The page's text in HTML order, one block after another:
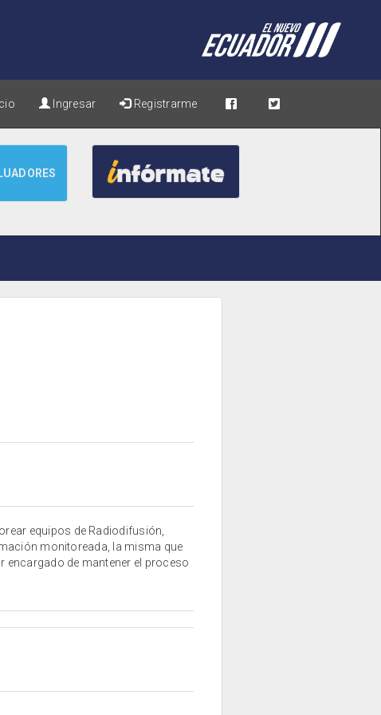
Ingresar Registrarme
equipos de Radiodifusión,
monitoreada, la misma que
encargado de mantener el proceso